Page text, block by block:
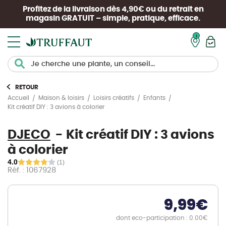
Profitez de la livraison dès 4,90€ ou du retrait en
magasin GRATUIT – simple, pratique, efficace.
RETOUR
Accueil
Maison & loisirs Loisirs créatifs
Enfants
Kit créatif DIY : 3 avions à colorier
DJECO
Kit créatif DIY : 3 avions
à colorier
4.0 (1)
Réf. : 1067928
9,99€
dont eco-participation : 0.00€